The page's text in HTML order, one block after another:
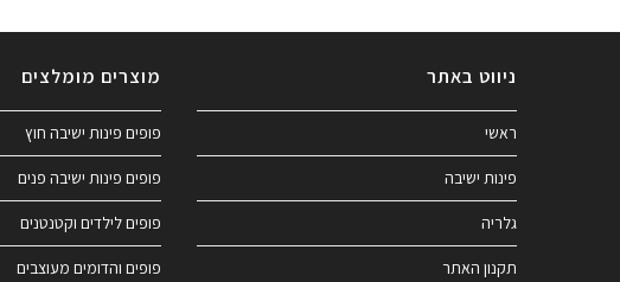
ניווט באתר
ראשי
פינות ישיבה
גלריה
תקנון האתר
מוצרים מומלצים
פופים פינות ישיבה חוץ
פופים פינות ישיבה פנים
פופים לילדים וקטנטנים
פופים והדומים מעוצבים